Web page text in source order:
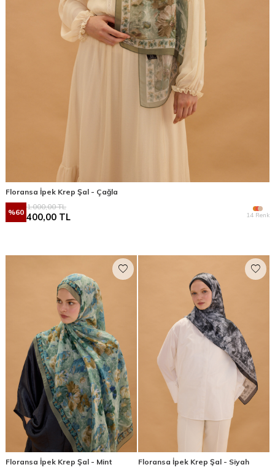
Floransa İpek Krep Şal - Çağla
%60
1.000,00TL
400,00 TL 14 Renk
Floransa İpek Krep Şal - Mint Floransa İpek Krep Şal - Siyah